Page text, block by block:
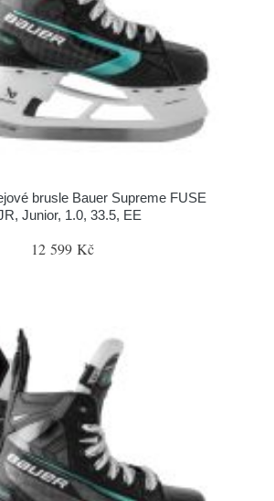
brusle Bauer Supreme FUSE
Junior, 1.0, 33.5, EE
12 599 Kč